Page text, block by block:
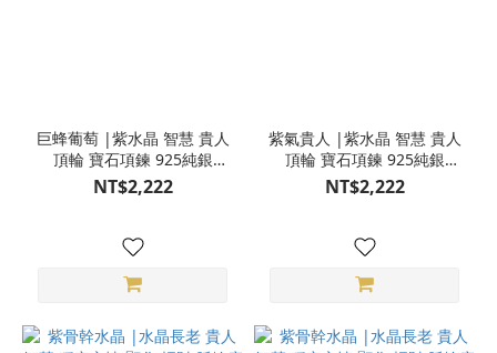
巨蜂葡萄 |紫水晶 智慧 貴人
頂輪 寶石項鍊 925純銀
3AU20-19
NT$2,222
紫氣貴人 |紫水晶 智慧 貴人
頂輪 寶石項鍊 925純銀
3AU20-18
NT$2,222